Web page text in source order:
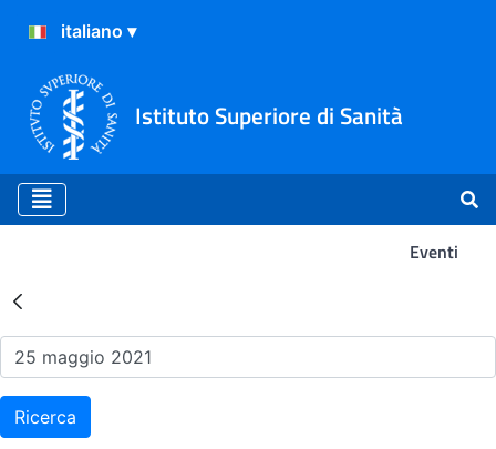
Istituto Superiore di Sanità
Eventi
Risultati della Ricerca -
Ricerca